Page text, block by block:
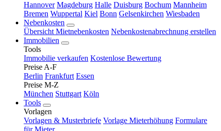
Hannover Magdeburg Halle Duisburg Bochum Mannheim
Bremen Wuppertal Kiel Bonn Gelsenkirchen Wiesbaden
Nebenkosten
Übersicht Mietnebenkosten Nebenkostenabrechnung erstellen
Immobilien
Tools
Immobilie verkaufen Kostenlose Bewertung
Preise A-F
Berlin Frankfurt Essen
Preise M-Z
München Stuttgart Köln
Tools
Vorlagen
Vorlagen & Musterbriefe Vorlage Mieterhöhung Formulare